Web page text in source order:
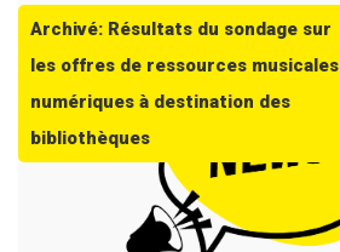
Archivé: Résultats du sondage sur
les offres de ressources musicales
numériques à destination des
bibliothèques